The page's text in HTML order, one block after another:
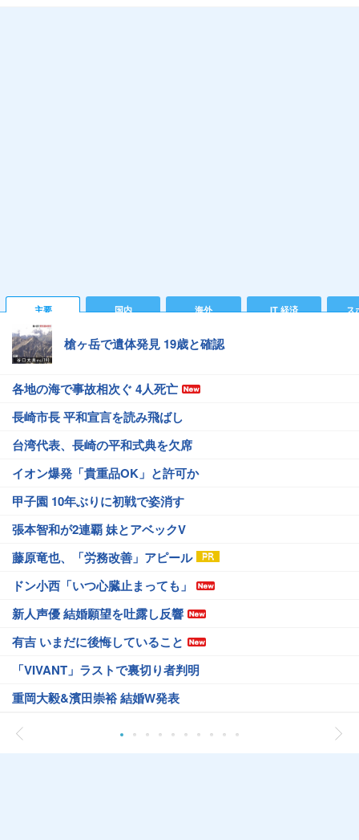
主要 国内 海外 IT 経済 ス
槍ヶ岳で遺体発見 19歳と確認
各地の海で事故相次ぐ 4人死亡
長崎市長 平和宣言を読み飛ばし
台湾代表、長崎の平和式典を欠席
イオン爆発「貴重品OK」と許可か
甲子園 10年ぶりに初戦で姿消す
張本智和が2連覇 妹とアベックV
藤原竜也、「労務改善」アピール
ドン小西「いつ心臓止まっても」
新人声優 結婚願望を吐露し反響
有吉 いまだに後悔していること
「VIVANT」ラストで裏切り者判明
重岡大毅&濱田崇裕 結婚W発表